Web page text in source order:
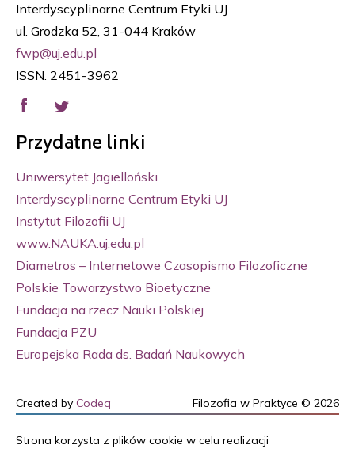
Interdyscyplinarne Centrum Etyki UJ
ul. Grodzka 52, 31-044 Kraków
fwp@uj.edu.pl
ISSN: 2451-3962
Przydatne linki
Uniwersytet Jagielloński
Interdyscyplinarne Centrum Etyki UJ
Instytut Filozofii UJ
www.NAUKA.uj.edu.pl
Diametros – Internetowe Czasopismo Filozoficzne
Polskie Towarzystwo Bioetyczne
Fundacja na rzecz Nauki Polskiej
Fundacja PZU
Europejska Rada ds. Badań Naukowych
Created by Codeq Filozofia w Praktyce © 2026
Strona korzysta z plików cookie w celu realizacji